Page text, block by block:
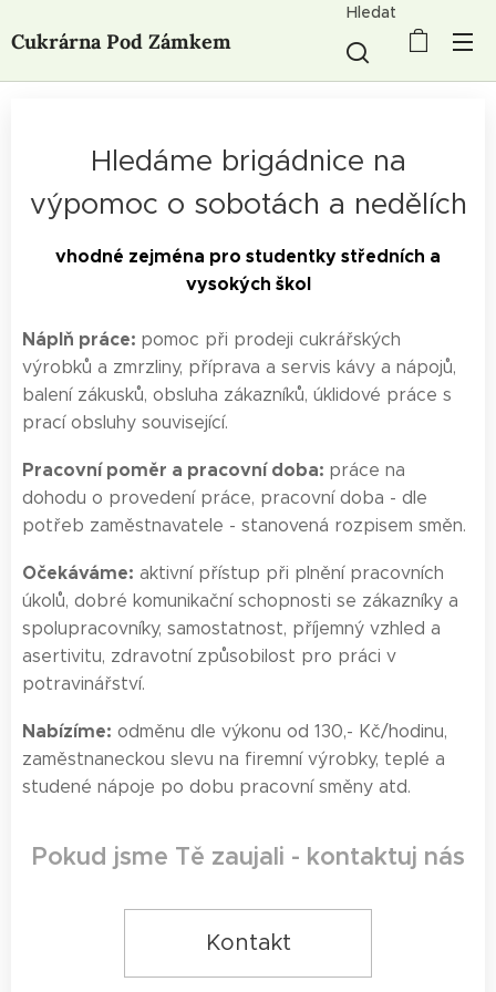
Cukrárna Pod Zámkem
Hledat
Hledáme brigádnice na
výpomoc o sobotách a nedělích
vhodné zejména pro studentky středních a
vysokých škol
Náplň práce: pomoc při prodeji cukrářských
výrobků a zmrzliny, příprava a servis kávy a nápojů,
balení zákusků, obsluha zákazníků, úklidové práce s
prací obsluhy související.
Pracovní poměr a pracovní doba: práce na
dohodu o provedení práce, pracovní doba - dle
potřeb zaměstnavatele - stanovená rozpisem směn.
Očekáváme: aktivní přístup při plnění pracovních
úkolů, dobré komunikační schopnosti se zákazníky a
spolupracovníky, samostatnost, příjemný vzhled a
asertivitu, zdravotní způsobilost pro práci v
potravinářství.
Nabízíme: odměnu dle výkonu od 130,- Kč/hodinu,
zaměstnaneckou slevu na firemní výrobky, teplé a
studené nápoje po dobu pracovní směny atd.
Pokud jsme Tě zaujali - kontaktuj nás
Kontakt